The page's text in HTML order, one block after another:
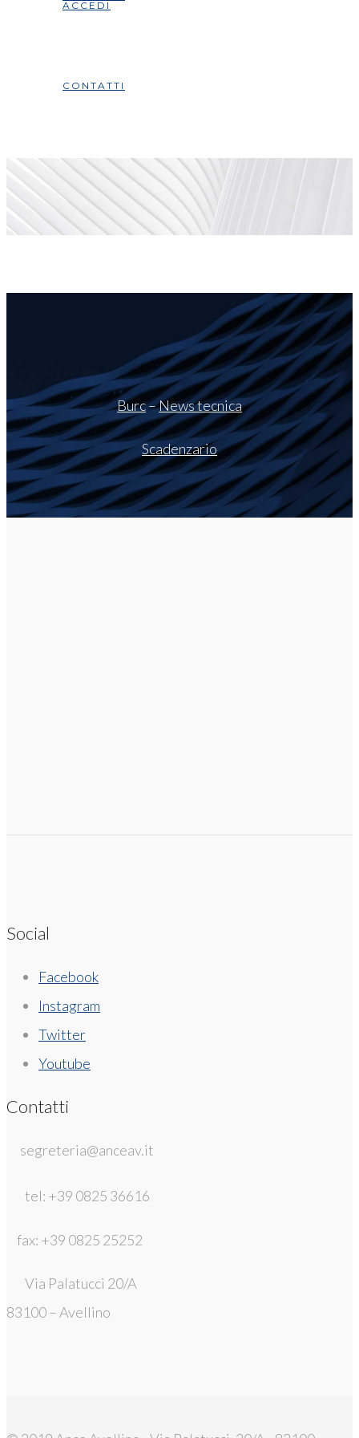
ACCEDI
CONTATTI
Burc–News tecnica
Scadenzario
Social
Facebook
Instagram
Twitter
Youtube
Contatti
segreteria@anceav.it
tel: +39 0825 36616
fax: +39 0825 25252
Via Palatucci 20/A
83100 – Avellino